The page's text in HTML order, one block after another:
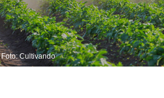
Foto: Cultivando